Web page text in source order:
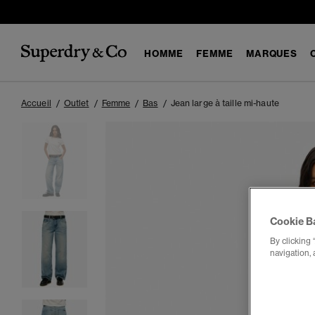
HOMME FEMME MARQUES
Accueil Outlet Femme Bas Jean large à taille mi-haute
Cookie
By clicking
navigation,